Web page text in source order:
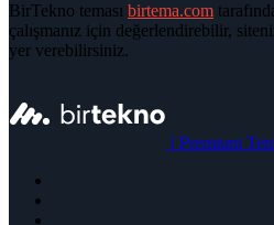
BirTekno teması birtema.com
çalışmanız için değerlendirebilir,
yer verebilirsiniz.
| Premium